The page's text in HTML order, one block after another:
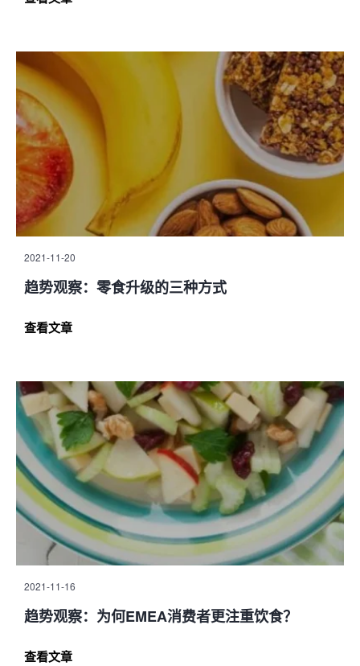
2021-11-20
趋势观察：零食升级的三种方式
查看文章
2021-11-16
趋势观察：为何EMEA消费者更注重饮食？
查看文章